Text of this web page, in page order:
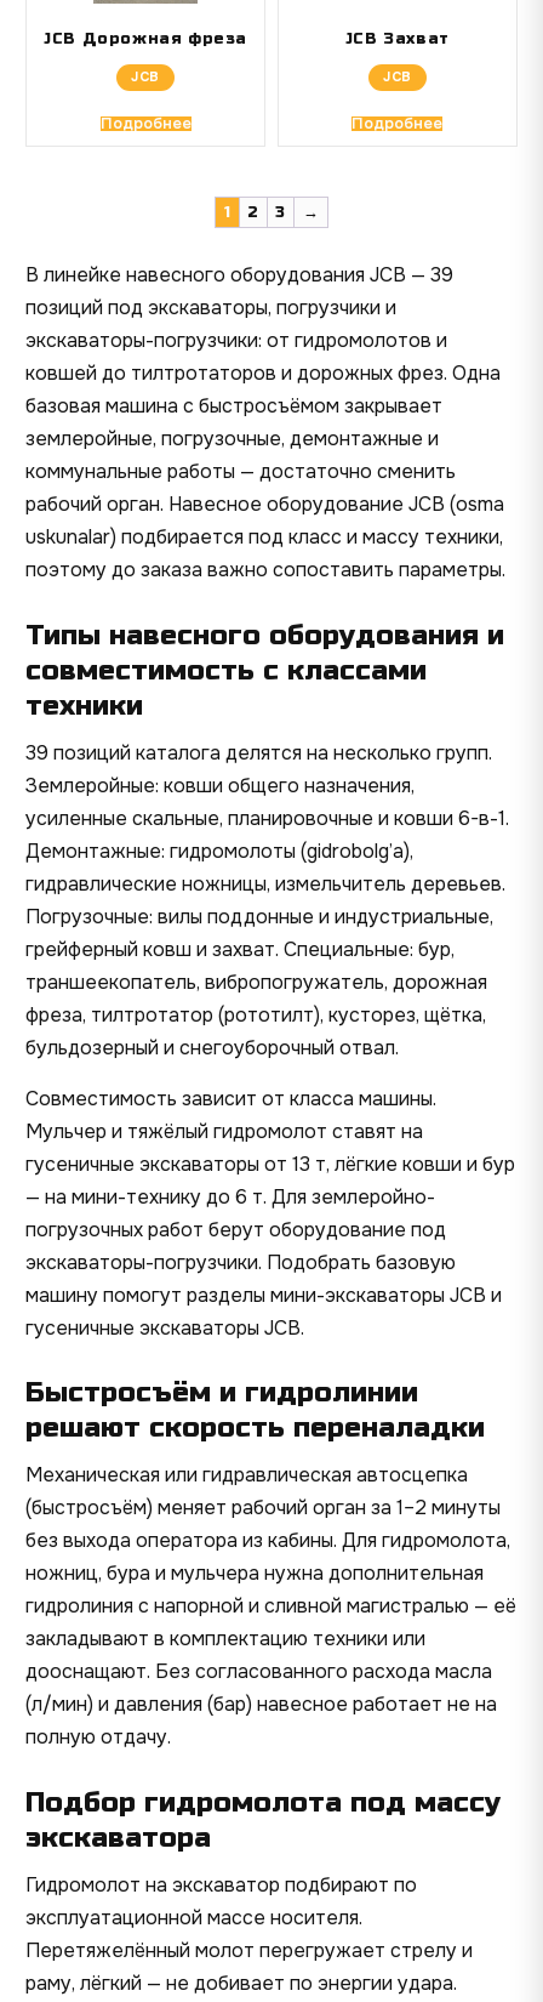
JCB Дорожная фреза
JCB
Подробнее
JCB Захват
JCB
Подробнее
1 2 3 →
В линейке навесного оборудования JCB — 39
позиций под экскаваторы, погрузчики и
экскаваторы-погрузчики: от гидромолотов и
ковшей до тилтротаторов и дорожных фрез. Одна
базовая машина с быстросъёмом закрывает
землеройные, погрузочные, демонтажные и
коммунальные работы — достаточно сменить
рабочий орган. Навесное оборудование JCB (osma
uskunalar) подбирается под класс и массу техники,
поэтому до заказа важно сопоставить параметры.
Типы навесного оборудования и
совместимость с классами
техники
39 позиций каталога делятся на несколько групп.
Землеройные: ковши общего назначения,
усиленные скальные, планировочные и ковши 6-в-1.
Демонтажные: гидромолоты (gidrobolg’a),
гидравлические ножницы, измельчитель деревьев.
Погрузочные: вилы поддонные и индустриальные,
грейферный ковш и захват. Специальные: бур,
траншеекопатель, вибропогружатель, дорожная
фреза, тилтротатор (рототилт), кусторез, щётка,
бульдозерный и снегоуборочный отвал.
Совместимость зависит от класса машины.
Мульчер и тяжёлый гидромолот ставят на
гусеничные экскаваторы от 13 т, лёгкие ковши и бур
— на мини-технику до 6 т. Для землеройно-
погрузочных работ берут оборудование под
экскаваторы-погрузчики. Подобрать базовую
машину помогут разделымини-экскаваторы JCB и
гусеничные экскаваторы JCB.
Быстросъём и гидролинии
решают скорость переналадки
Механическая или гидравлическая автосцепка
(быстросъём) меняет рабочий орган за 1–2 минуты
без выхода оператора из кабины. Для гидромолота,
ножниц, бура и мульчера нужна дополнительная
гидролиния с напорной и сливной магистралью — её
закладывают в комплектацию техники или
дооснащают. Без согласованного расхода масла
(л/мин) и давления (бар) навесное работает не на
полную отдачу.
Подбор гидромолота под массу
экскаватора
Гидромолот на экскаватор подбирают по
эксплуатационной массе носителя.
Перетяжелённый молот перегружает стрелу и
раму, лёгкий — не добивает по энергии удара.